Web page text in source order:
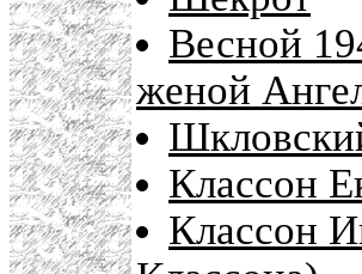
Весной
женой
Классон
Классон